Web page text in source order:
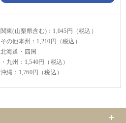
関東(山梨県含む)：1,045円（税込）
その他本州：1,210円（税込）
北海道・四国
・九州：1,540円（税込）
沖縄：1,760円（税込）